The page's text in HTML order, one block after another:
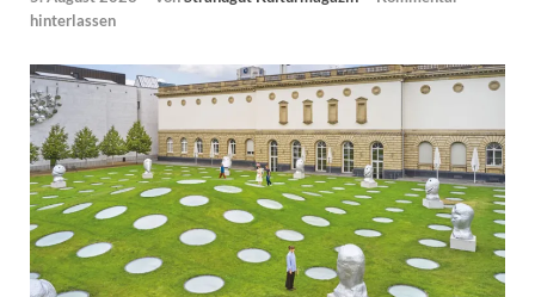
hinterlassen